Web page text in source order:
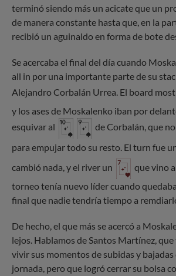
terminó siendo más un acicate que un
de manera constante hasta que, en la
recibió un aguinaldo en forma de bote
Se acercaba el final del día cuando
all in por una importante parte de su
Alejandro Corbalán Urrea. El board
y los ases de Moskalenko iban por
esquivar al
de Corbalán, que
para empujar todo su resto. El turn fue
cambió nada, y el river un
que vino
torneo tenía nuevo líder cuando
final que nadie tendría tiempo a
De hecho, el que más se acercó a
lejos. Hablamos de Santos Martínez,
vivir sus momentos de subidas y
jornada, pero que logró cerrar su bolsa